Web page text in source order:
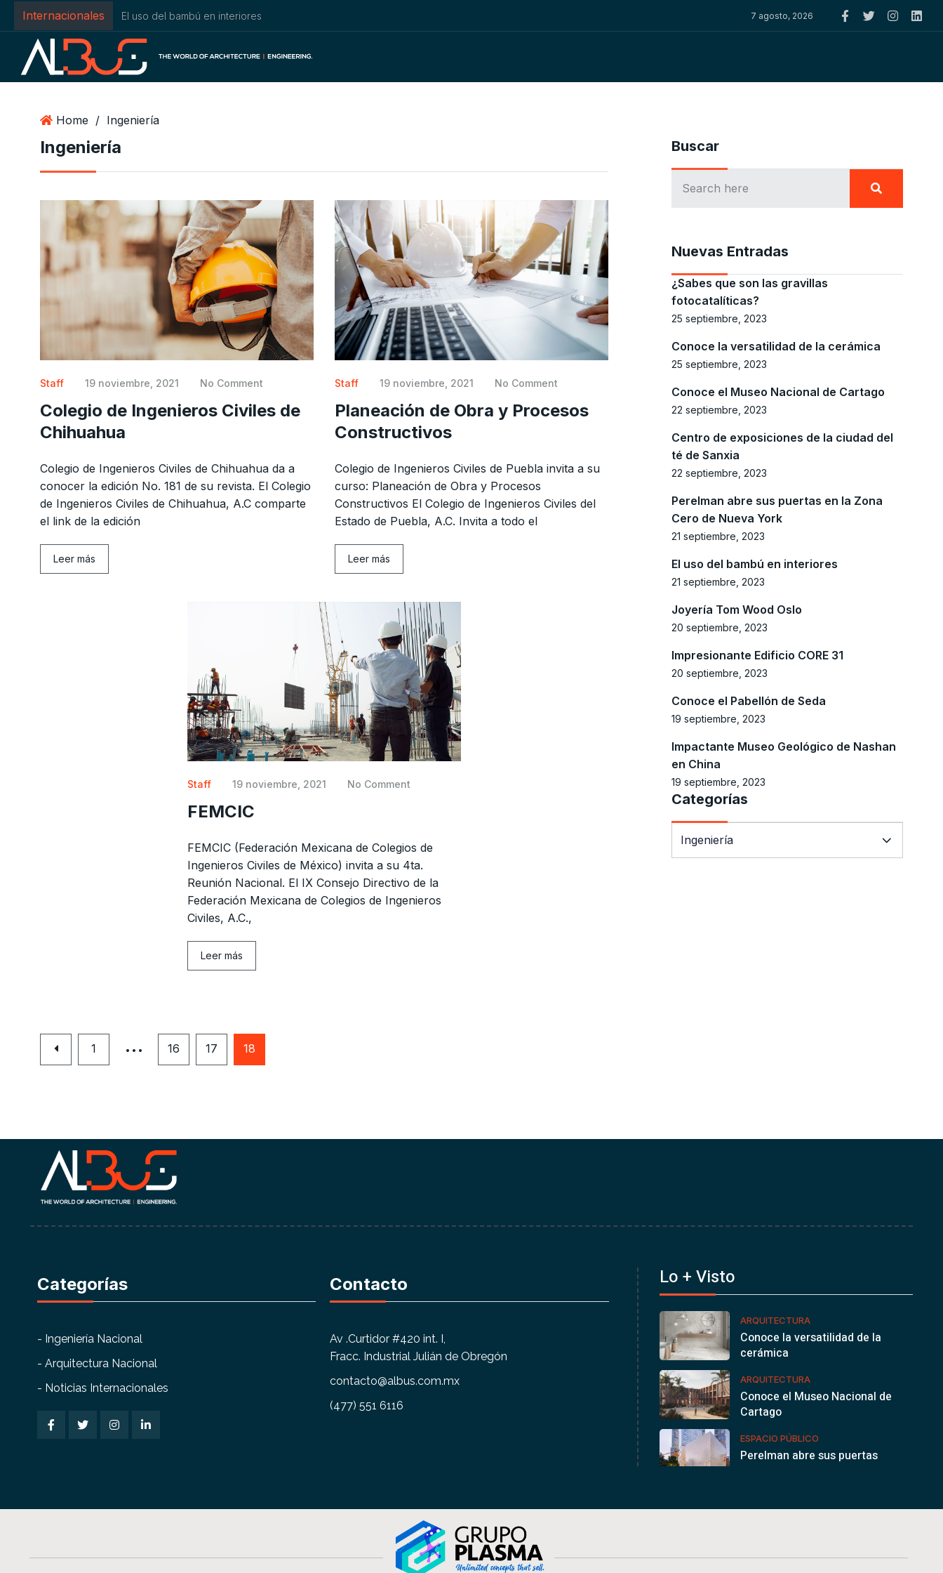
Internacionales El uso del bambú en interiores 7 agosto, 2026
Home / Ingeniería
Ingeniería
Staff 19 noviembre, 2021 No Comment
Colegio de Ingenieros Civiles de
Chihuahua
Colegio de Ingenieros Civiles de Chihuahua da a
conocer la edición No. 181 de su revista. El Colegio
de Ingenieros Civiles de Chihuahua, A.C comparte
el link de la edición
Leer más
Staff 19 noviembre, 2021 No Comment
Planeación de Obra y Procesos
Constructivos
Colegio de Ingenieros Civiles de Puebla invita a su
curso: Planeación de Obra y Procesos
Constructivos El Colegio de Ingenieros Civiles del
Estado de Puebla, A.C. Invita a todo el
Leer más
Staff 19 noviembre, 2021 No Comment
FEMCIC
FEMCIC (Federación Mexicana de Colegios de
Ingenieros Civiles de México) invita a su 4ta.
Reunión Nacional. El IX Consejo Directivo de la
Federación Mexicana de Colegios de Ingenieros
Civiles, A.C.,
Leer más
1 … 16 17 18
Buscar
Nuevas Entradas
¿Sabes que son las gravillas
fotocatalíticas?
25 septiembre, 2023
Conoce la versatilidad de la cerámica
25 septiembre, 2023
Conoce el Museo Nacional de Cartago
22 septiembre, 2023
Centro de exposiciones de la ciudad del
té de Sanxia
22 septiembre, 2023
Perelman abre sus puertas en la Zona
Cero de Nueva York
21 septiembre, 2023
El uso del bambú en interiores
21 septiembre, 2023
Joyería Tom Wood Oslo
20 septiembre, 2023
Impresionante Edificio CORE 31
20 septiembre, 2023
Conoce el Pabellón de Seda
19 septiembre, 2023
Impactante Museo Geológico de Nashan
en China
19 septiembre, 2023
Categorías
Categorías
- Ingeniería Nacional
- Arquitectura Nacional
- Noticias Internacionales
Contacto
Av .Curtidor #420 int. I,
Fracc. Industrial Julián de Obregón
contacto@albus.com.mx
(477) 551 6116
Lo + Visto
ARQUITECTURA
Conoce la versatilidad de la
cerámica
ARQUITECTURA
Conoce el Museo Nacional de
Cartago
ESPACIO PÚBLICO
Perelman abre sus puertas